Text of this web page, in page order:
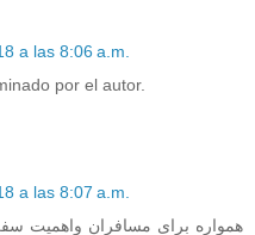
a las 8:06 a.m.
por el autor.
a las 8:07 a.m.
همواره برای مسافران واهمیت